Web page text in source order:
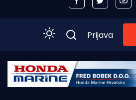
Početna
Prijava